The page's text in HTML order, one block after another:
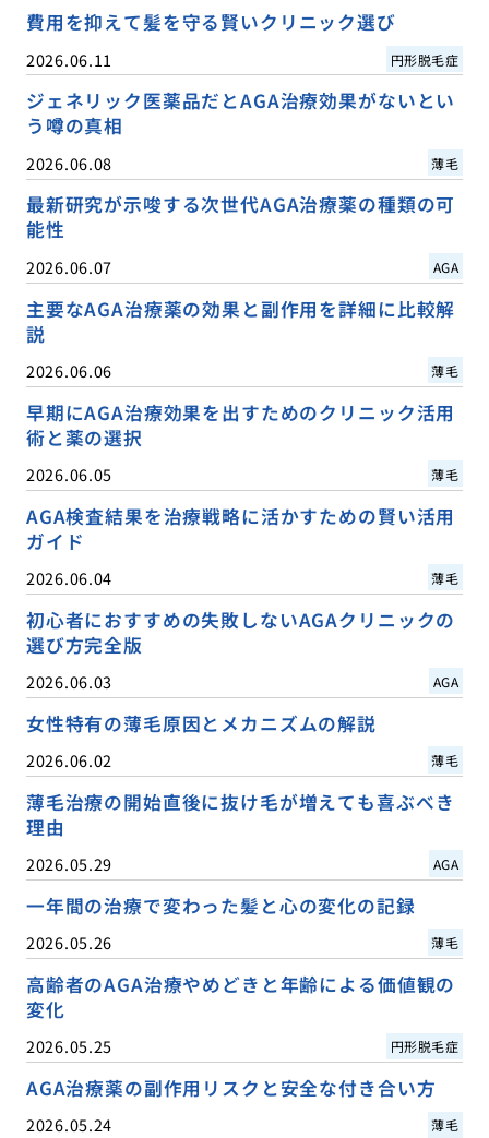
費用を抑えて髪を守る賢いクリニック選び
2026.06.11 円形脱毛症
ジェネリック医薬品だとAGA治療効果がないとい
う噂の真相
2026.06.08 薄毛
最新研究が示唆する次世代AGA治療薬の種類の可
能性
2026.06.07 AGA
主要なAGA治療薬の効果と副作用を詳細に比較解
説
2026.06.06 薄毛
早期にAGA治療効果を出すためのクリニック活用
術と薬の選択
2026.06.05 薄毛
AGA検査結果を治療戦略に活かすための賢い活用
ガイド
2026.06.04 薄毛
初心者におすすめの失敗しないAGAクリニックの
選び方完全版
2026.06.03 AGA
女性特有の薄毛原因とメカニズムの解説
2026.06.02 薄毛
薄毛治療の開始直後に抜け毛が増えても喜ぶべき
理由
2026.05.29 AGA
一年間の治療で変わった髪と心の変化の記録
2026.05.26 薄毛
高齢者のAGA治療やめどきと年齢による価値観の
変化
2026.05.25 円形脱毛症
AGA治療薬の副作用リスクと安全な付き合い方
2026.05.24 薄毛